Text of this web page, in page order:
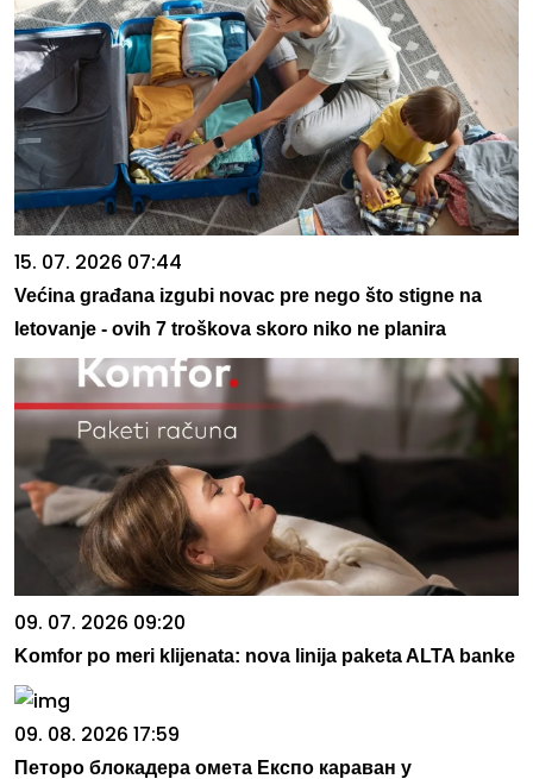
15. 07. 2026 07:44
Većina građana izgubi novac pre nego što stigne na
letovanje - ovih 7 troškova skoro niko ne planira
09. 07. 2026 09:20
Komfor po meri klijenata: nova linija paketa ALTA banke
09. 08. 2026 17:59
Петоро блокадера омета Експо караван у